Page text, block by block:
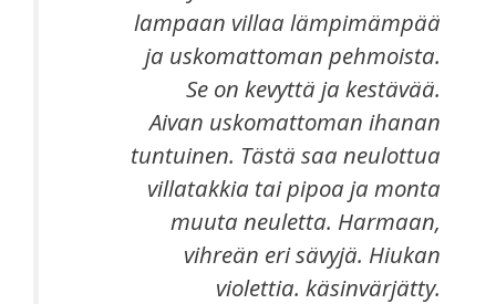
lampaan villaa lämpimämpää
ja uskomattoman pehmoista.
Se on kevyttä ja kestävää.
Aivan uskomattoman ihanan
tuntuinen. Tästä saa neulottua
villatakkia tai pipoa ja monta
muuta neuletta. Harmaan,
vihreän eri sävyjä. Hiukan
violettia. käsinvärjätty.